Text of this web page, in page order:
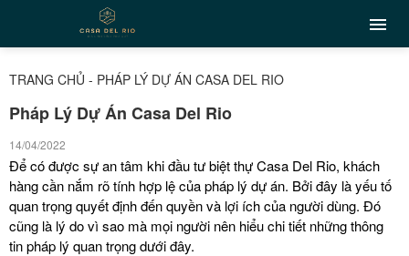
TRANG CHỦ - PHÁP LÝ DỰ ÁN CASA DEL RIO
Pháp Lý Dự Án Casa Del Rio
14/04/2022
Để có được sự an tâm khi đầu tư biệt thự Casa Del Rio, khách
hàng cần nắm rõ tính hợp lệ của pháp lý dự án. Bởi đây là yếu tố
quan trọng quyết định đến quyền và lợi ích của người dùng. Đó
cũng là lý do vì sao mà mọi người nên hiểu chi tiết những thông
tin pháp lý quan trọng dưới đây.